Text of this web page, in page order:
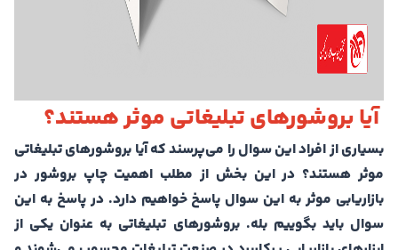
آیا بروشورهای تبلیغاتی موثر هستند؟
بسیاری از افراد این سوال را می‌پرسند که آیا بروشورهای تبلیغاتی
موثر هستند؟ در این بخش از مطلب اهمیت چاپ بروشور در
بازاریابی موثر به این سوال پاسخ خواهیم دارد. در پاسخ به این
سوال باید بگوییم بله. بروشورهای تبلیغاتی به عنوان یکی از